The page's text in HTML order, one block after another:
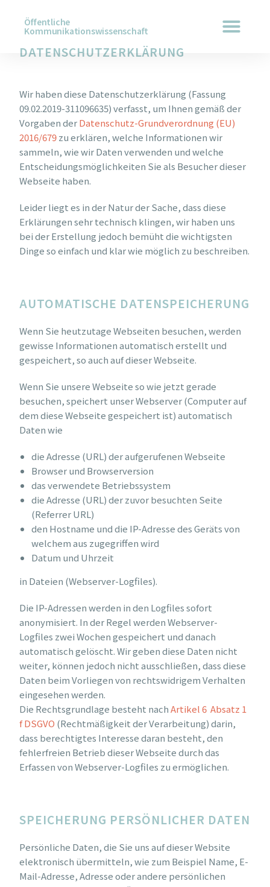
Öffentliche
Kommunikationswissenschaft
DATENSCHUTZERKLÄRUNG
Wir haben diese Datenschutzerklärung (Fassung
09.02.2019-311096635) verfasst, um Ihnen gemäß der
Vorgaben derDatenschutz-Grundverordnung (EU)
2016/679zu erklären, welche Informationen wir
sammeln, wie wir Daten verwenden und welche
Entscheidungsmöglichkeiten Sie als Besucher dieser
Webseite haben.
Leider liegt es in der Natur der Sache, dass diese
Erklärungen sehr technisch klingen, wir haben uns
bei der Erstellung jedoch bemüht die wichtigsten
Dinge so einfach und klar wie möglich zu beschreiben.
AUTOMATISCHE DATENSPEICHERUNG
Wenn Sie heutzutage Webseiten besuchen, werden
gewisse Informationen automatisch erstellt und
gespeichert, so auch auf dieser Webseite.
Wenn Sie unsere Webseite so wie jetzt gerade
besuchen, speichert unser Webserver (Computer auf
dem diese Webseite gespeichert ist) automatisch
Daten wie
die Adresse (URL) der aufgerufenen Webseite
Browser und Browserversion
das verwendete Betriebssystem
die Adresse (URL) der zuvor besuchten Seite
(Referrer URL)
den Hostname und die IP-Adresse des Geräts von
welchem aus zugegriffen wird
Datum und Uhrzeit
in Dateien (Webserver-Logfiles).
Die IP-Adressen werden in den Logfiles sofort
anonymisiert. In der Regel werden Webserver-
Logfiles zwei Wochen gespeichert und danach
automatisch gelöscht. Wir geben diese Daten nicht
weiter, können jedoch nicht ausschließen, dass diese
Daten beim Vorliegen von rechtswidrigem Verhalten
eingesehen werden.
Die Rechtsgrundlage besteht nachArtikel 6 Absatz 1
f DSGVO (Rechtmäßigkeit der Verarbeitung) darin,
dass berechtigtes Interesse daran besteht, den
fehlerfreien Betrieb dieser Webseite durch das
Erfassen von Webserver-Logfiles zu ermöglichen.
SPEICHERUNG PERSÖNLICHER DATEN
Persönliche Daten, die Sie uns auf dieser Website
elektronisch übermitteln, wie zum Beispiel Name, E-
Mail-Adresse, Adresse oder andere persönlichen